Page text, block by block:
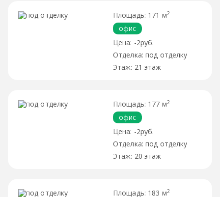
171 м2
офис
-2руб.
под отделку
21 этаж
177 м2
офис
-2руб.
под отделку
20 этаж
183 м2